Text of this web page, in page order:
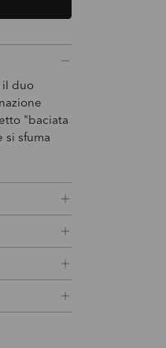
il duo
"baciata
si sfuma